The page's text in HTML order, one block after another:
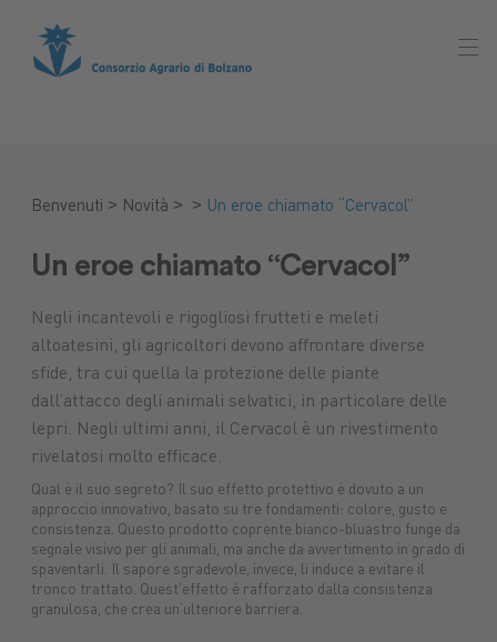
Mangimi
Protezione
piante
Concimi Impianti Sementi
Macchine
nuove
Mercato
macchine
agricole
Ricambi Carburanti
tuttoGIARDINO
Assicurazioni
Prodotti
alimentariCombustibili
Benvenuti > Novità > > Un eroe chiamato “Cervacol”
Un eroe chiamato “Cervacol”
Negli incantevoli e rigogliosi frutteti e meleti
altoatesini, gli agricoltori devono affrontare diverse
sfide, tra cui quella la protezione delle piante
dall’attacco degli animali selvatici, in particolare delle
lepri. Negli ultimi anni, il Cervacol è un rivestimento
rivelatosi molto efficace.
Qual è il suo segreto? Il suo effetto protettivo è dovuto a un
approccio innovativo, basato su tre fondamenti: colore, gusto e
consistenza. Questo prodotto coprente bianco-bluastro funge da
segnale visivo per gli animali, ma anche da avvertimento in grado di
spaventarli. Il sapore sgradevole, invece, li induce a evitare il
tronco trattato. Quest’effetto è rafforzato dalla consistenza
granulosa, che crea un’ulteriore barriera.